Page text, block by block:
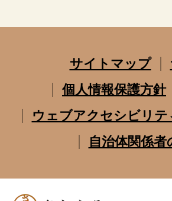
サイトマップ
個人情報保護方針
ウェブアクセシビリテ
自治体関係者